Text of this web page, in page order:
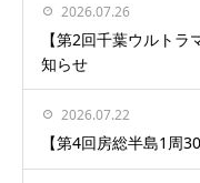
2026.07.26
【第2回千葉ウルト
知らせ
2026.07.22
【第4回房総半島1周